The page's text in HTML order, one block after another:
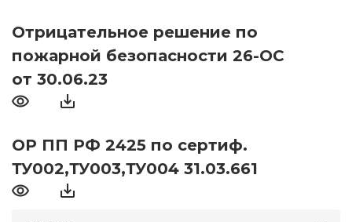
Отрицательное решение по
пожарной безопасности 26-ОС
от 30.06.23
ОР ПП РФ 2425 по сертиф.
ТУ002,ТУ003,ТУ004 31.03.661